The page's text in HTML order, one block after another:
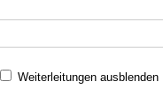
Weiterleitungen ausblenden